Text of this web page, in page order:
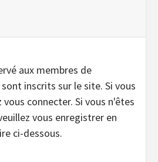
aux membres de
inscrits sur le site. Si vous
connecter. Si vous n'êtes
vous enregistrer en
ci-dessous.